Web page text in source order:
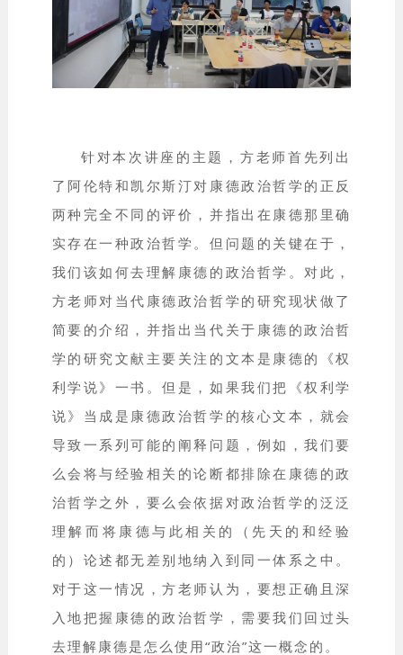
针对本次讲座的主题，方老师首先列出
了阿伦特和凯尔斯汀对康德政治哲学的正反
两种完全不同的评价，并指出在康德那里确
实存在一种政治哲学。但问题的关键在于，
我们该如何去理解康德的政治哲学。对此，
方老师对当代康德政治哲学的研究现状做了
简要的介绍，并指出当代关于康德的政治哲
学的研究文献主要关注的文本是康德的《权
利学说》一书。但是，如果我们把《权利学
说》当成是康德政治哲学的核心文本，就会
导致一系列可能的阐释问题，例如，我们要
么会将与经验相关的论断都排除在康德的政
治哲学之外，要么会依据对政治哲学的泛泛
理解而将康德与此相关的（先天的和经验
的）论述都无差别地纳入到同一体系之中。
对于这一情况，方老师认为，要想正确且深
入地把握康德的政治哲学，需要我们回过头
去理解康德是怎么使用“政治”这一概念的。